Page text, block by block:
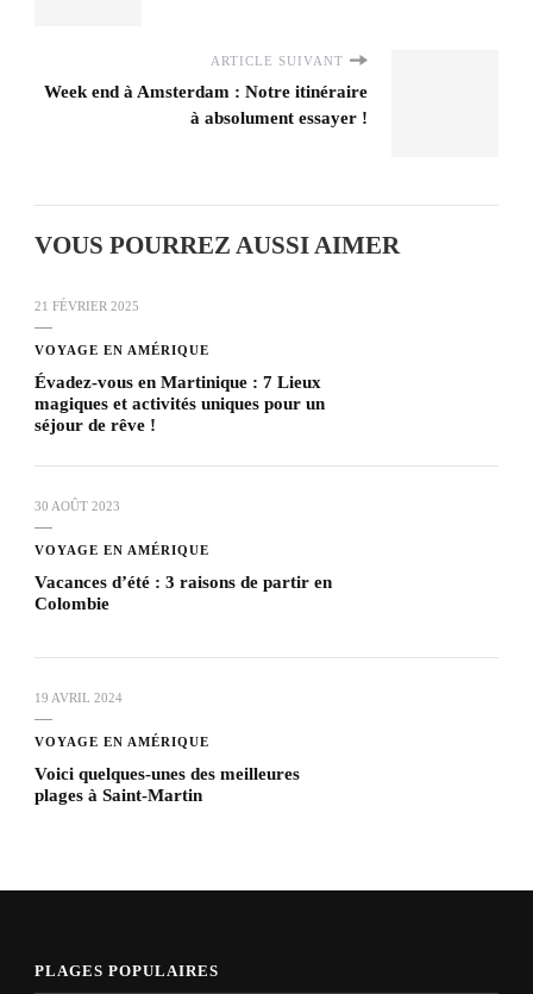
ARTICLE SUIVANT
Week end à Amsterdam : Notre itinéraire
à absolument essayer !
VOUS POURREZ AUSSI AIMER
21 FÉVRIER 2025
VOYAGE EN AMÉRIQUE
Évadez-vous en Martinique : 7 Lieux
magiques et activités uniques pour un
séjour de rêve !
30 AOÛT 2023
VOYAGE EN AMÉRIQUE
Vacances d’été : 3 raisons de partir en
Colombie
19 AVRIL 2024
VOYAGE EN AMÉRIQUE
Voici quelques-unes des meilleures
plages à Saint-Martin
PLAGES POPULAIRES